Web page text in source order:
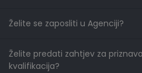
Želite se zaposliti u Agenciji?
Želite predati zahtjev za
kvalifikacija?